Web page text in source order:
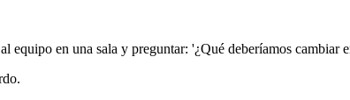
en una sala y preguntar: '¿Qué deberíamos cambiar